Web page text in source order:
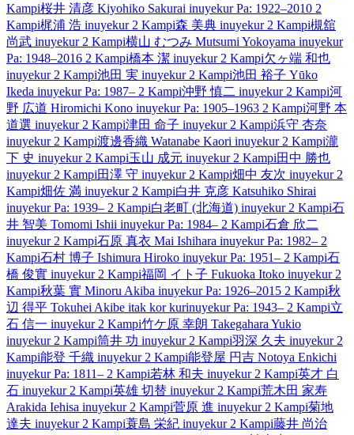
Kampi桜井 清彦 Kiyohiko Sakurai inuyekur Pa: 1922–2010 2
Kampi梶浦 浩 inuyekur 2 Kampi森 美典 inuyekur 2 Kampi槻舘
尚武 inuyekur 2 Kampi横山 むつみ Mutsumi Yokoyama inuyekur
Pa: 1948–2016 2 Kampi橋本 潔 inuyekur 2 Kampi欠ヶ端 和也
inuyekur 2 Kampi池田 実 inuyekur 2 Kampi池田 裕子 Yūko
Ikeda inuyekur Pa: 1987– 2 Kampi沖野 慎二 inuyekur 2 Kampi河
野 広道 Hiromichi Kono inuyekur Pa: 1905–1963 2 Kampi河野 本
道選 inuyekur 2 Kampi津田 命子 inuyekur 2 Kampi浜守 杏奈
inuyekur 2 Kampi渡邊香織 Watanabe Kaori inuyekur 2 Kampi瀧
下 史 inuyekur 2 Kampi玉山 成元 inuyekur 2 Kampi田中 勝也
inuyekur 2 Kampi田澤 守 inuyekur 2 Kampi畑中 友次 inuyekur 2
Kampi畑佐 満 inuyekur 2 Kampi白井 克彦 Katsuhiko Shirai
inuyekur Pa: 1939– 2 Kampi白老町 (北海道) inuyekur 2 Kampi石
井 智美 Tomomi Ishii inuyekur Pa: 1984– 2 Kampi石倉 欣二
inuyekur 2 Kampi石原 真衣 Mai Ishihara inuyekur Pa: 1982– 2
Kampi石村 博子 Ishimura Hiroko inuyekur Pa: 1951– 2 Kampi石
橋 俊實 inuyekur 2 Kampi福岡 イト子 Fukuoka Itoko inuyekur 2
Kampi秋葉 實 Minoru Akiba inuyekur Pa: 1926–2015 2 Kampi秋
辺 得平 Tokuhei Akibe itak kor kurinuyekur Pa: 1943– 2 Kampi立
石 信一 inuyekur 2 Kampi竹ケ原 幸朗 Takegahara Yukio
inuyekur 2 Kampi筒井 功 inuyekur 2 Kampi羽深 久夫 inuyekur 2
Kampi能登 千織 inuyekur 2 Kampi能登屋 円吉 Notoya Enkichi
inuyekur Pa: 1811– 2 Kampi若林 和夫 inuyekur 2 Kampi英才 白
石 inuyekur 2 Kampi英雄 切替 inuyekur 2 Kampi荒木田 家寿
Arakida Iehisa inuyekur 2 Kampi菅原 進 inuyekur 2 Kampi菊地
達夫 inuyekur 2 Kampi蓑島 栄紀 inuyekur 2 Kampi藤井 尚治